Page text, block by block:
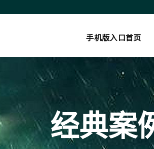
手机版入口首页
经典案